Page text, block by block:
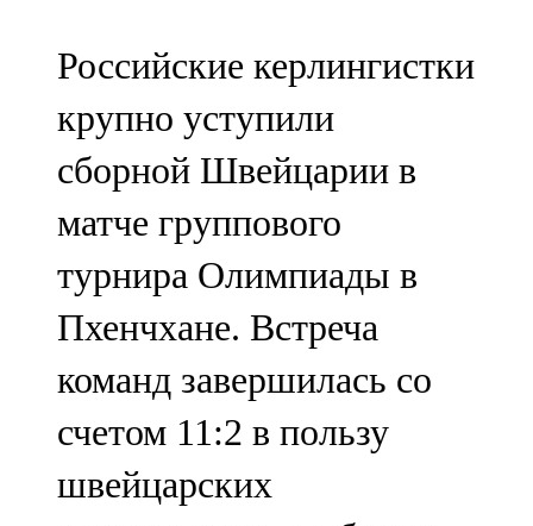
106,2 FM
Минзәлә
107,3 FM
Мөслим
100,0 FM
Нурлат
104,7 FM
Олы Әтнә
71,42 FM
Российские керлингистки
крупно уступили
сборной Швейцарии в
матче группового
турнира Олимпиады в
Пхенчхане. Встреча
команд завершилась со
счетом 11:2 в пользу
швейцарских